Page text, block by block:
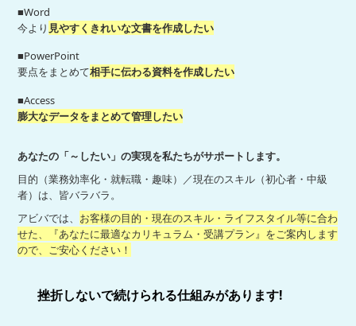
■Word
今より 見やすくきれいな文書を作成したい
■PowerPoint
要点をまとめて相手に伝わる資料を作成したい
■Access
膨大なデータをまとめて管理したい
あなたの「～したい」の実現を私たちがサポートします。
目的（業務効率化・就転職・趣味）／現在のスキル（初心者・中級
者）は、皆バラバラ。
アビバでは、 お客様の目的・現在のスキル・ライフスタイル等に合わ
せた、『あなたに最適なカリキュラム・受講プラン』をご案内します
ので、ご安心ください！
挫折しないで続けられる仕組みがあります!